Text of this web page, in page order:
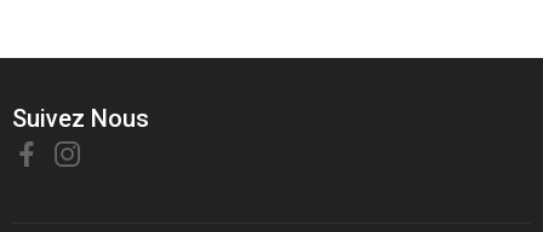
Suivez Nous